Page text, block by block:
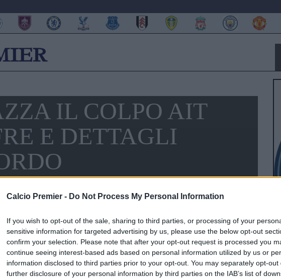
Calcio Premier - Do Not Process My Personal Information
If you wish to opt-out of the sale, sharing to third parties, or processing of your
sensitive information for targeted advertising by us, please use the below opt-out
confirm your selection. Please note that after your opt-out request is processed you
continue seeing interest-based ads based on personal information utilized by us or
information disclosed to third parties prior to your opt-out. You may separately opt-out
further disclosure of your personal information by third parties on the IAB’s list of
IL COLPO AIT
E DETTAGLI